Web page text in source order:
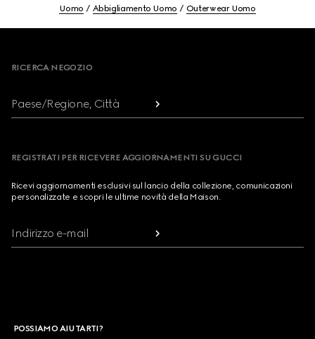
Uomo Abbigliamento Uomo Outerwear Uomo
RICERCA NEGOZIO
Paese/Regione, Città
REGISTRATI PER RICEVERE AGGIORNAMENTI SU GUCCI
Ricevi aggiornamenti esclusivi sul lancio della collezione, comunicazioni
personalizzate e scopri le ultime novità della Maison.
Indirizzo e-mail
POSSIAMO AIUTARTI?